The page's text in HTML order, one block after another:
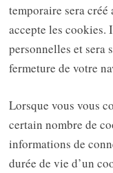
temporaire sera
accepte les cookies.
personnelles et sera
fermeture de votre
Lorsque vous vous
certain nombre de
informations de
durée de vie d’un